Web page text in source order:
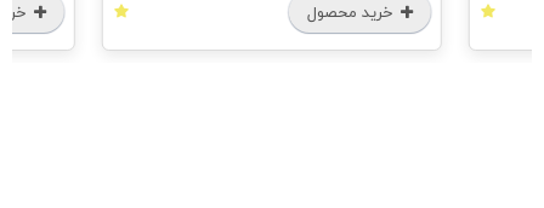
خرید محصول